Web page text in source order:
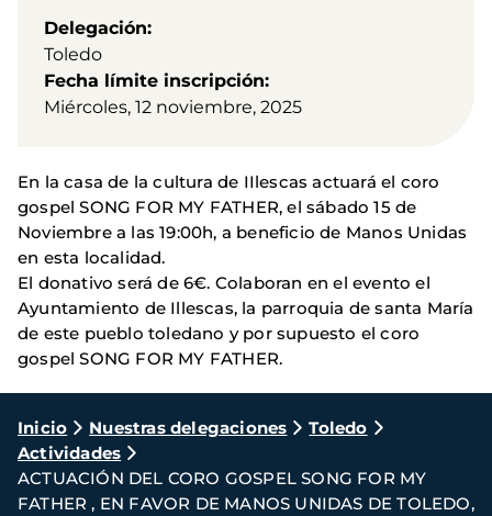
Delegación
Toledo
Fecha límite inscripción
Miércoles, 12 noviembre, 2025
En la casa de la cultura de IIlescas actuará el coro
gospel SONG FOR MY FATHER, el sábado 15 de
Noviembre a las 19:00h, a beneficio de Manos Unidas
en esta localidad.
El donativo será de 6€. Colaboran en el evento el
Ayuntamiento de Illescas, la parroquia de santa María
de este pueblo toledano y por supuesto el coro
gospel SONG FOR MY FATHER.
Ruta
de
navegación
Inicio Nuestras delegaciones
Toledo
Actividades
ACTUACIÓN DEL CORO GOSPEL SONG FOR MY
FATHER , EN FAVOR DE MANOS UNIDAS DE TOLEDO,